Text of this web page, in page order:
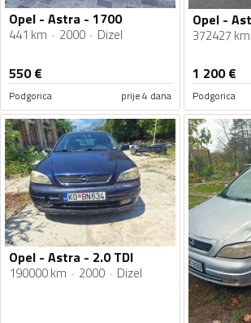
Opel - Astra - 1700
441 km 2000 Dizel
550€
Podgorica prije 4 dana
Opel -
372427 km
1 200€
Podgorica
Opel - Astra - 2.0 TDI
190000 km 2000 Dizel